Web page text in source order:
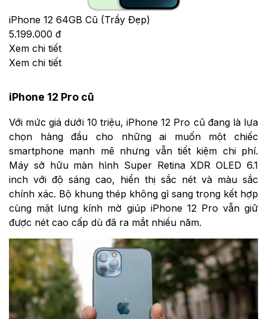
iPhone 12 64GB Cũ (Trầy Đẹp)
5.199.000 đ
Xem chi tiết
Xem chi tiết
iPhone 12 Pro cũ
Với mức giá dưới 10 triệu, iPhone 12 Pro cũ đang là lựa
chọn hàng đầu cho những ai muốn một chiếc
smartphone mạnh mẽ nhưng vẫn tiết kiệm chi phí.
Máy sở hữu màn hình Super Retina XDR OLED 6.1
inch với độ sáng cao, hiển thị sắc nét và màu sắc
chính xác. Bộ khung thép không gỉ sang trọng kết hợp
cùng mặt lưng kính mờ giúp iPhone 12 Pro vẫn giữ
được nét cao cấp dù đã ra mắt nhiều năm.